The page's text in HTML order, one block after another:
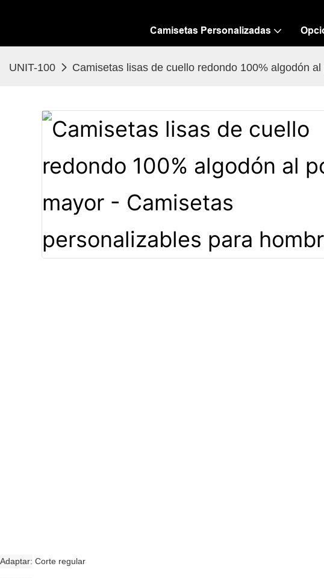
Camisetas Personalizadas
UNIT-100 Camisetas lisas de cuello redondo 100% algodón
Adaptar Corte regular